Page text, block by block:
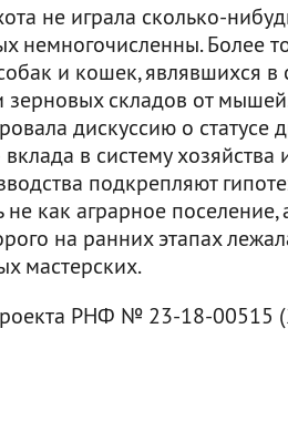
не играла сколько-
немногочисленны. Более
и кошек, являвшихся в
складов от
дискуссию о статусе
в систему хозяйства
подкрепляют
как аграрное поселение,
на ранних этапах
мастерских.
РНФ № 23-18-00515